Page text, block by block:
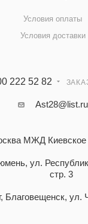
Условия оплаты
Условия доставки
222 52 82
Ast28@list.ru
МЖД Киевское
ул.
стр. 3
г, Благовещенск, ул.